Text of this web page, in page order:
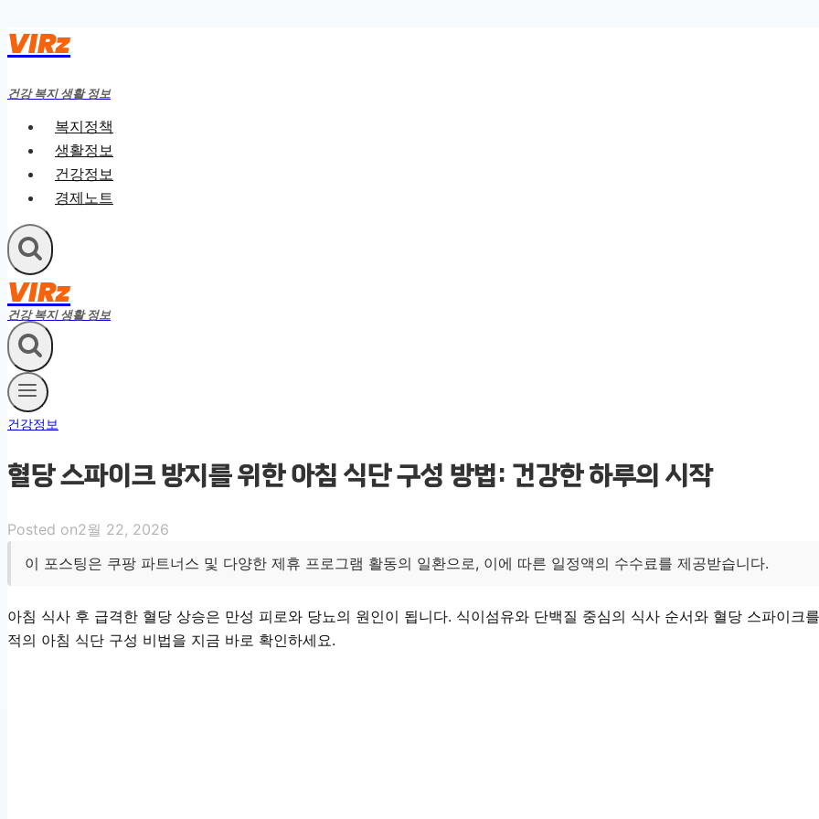
Skip
to
content
VIRz
건강 복지 생활 정보
복지정책
생활정보
건강정보
경제노트
VIRz
건강 복지 생활 정보
건강정보
혈당 스파이크 방지를 위한 아침 식단 구성 방법: 건강한 하루의 시작
Posted on2월 22, 2026
이 포스팅은 쿠팡 파트너스 및 다양한 제휴 프로그램 활동의 일환으로, 이에 따른 일정액의 수수료를 제공받습니다.
아침 식사 후 급격한 혈당 상승은 만성 피로와 당뇨의 원인이 됩니다. 식이섬유와 단백질 중심의 식사 순서와 혈당 스파이크
적의 아침 식단 구성 비법을 지금 바로 확인하세요.